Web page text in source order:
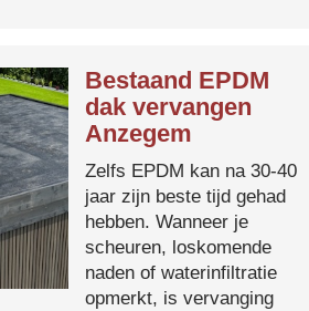
Bestaand EPDM
dak vervangen
Anzegem
Zelfs EPDM kan na 30-40
jaar zijn beste tijd gehad
hebben. Wanneer je
scheuren, loskomende
naden of waterinfiltratie
opmerkt, is vervanging